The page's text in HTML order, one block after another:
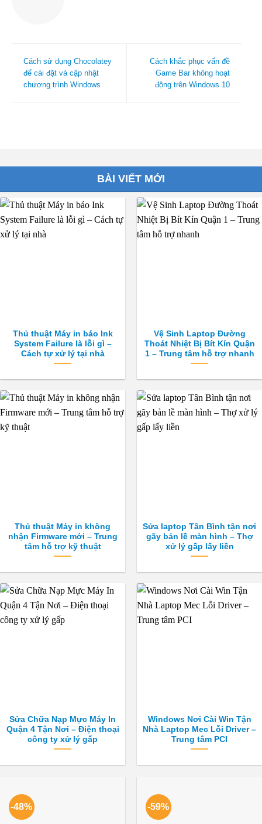
Cách sử dụng Chocolatey
để cài đặt và cập nhật
chương trình Windows
Cách khắc phục vấn đề
Game Bar không hoạt
động trên Windows 10
BÀI VIẾT MỚI
Thủ thuật Máy in báo Ink
System Failure là lỗi gì –
Cách tự xử lý tại nhà
Vệ Sinh Laptop Đường
Thoát Nhiệt Bị Bít Kín Quận
1 – Trung tâm hỗ trợ nhanh
Thủ thuật Máy in không
nhận Firmware mới – Trung
tâm hỗ trợ kỹ thuật
Sửa laptop Tân Bình tận nơi
gãy bản lề màn hình – Thợ
xử lý gấp lấy liền
Sửa Chữa Nạp Mực Máy In
Quận 4 Tận Nơi – Điện thoại
công ty xử lý gấp
Windows Nơi Cài Win Tận
Nhà Laptop Mec Lỗi Driver –
Trung tâm PCI
-48% -59%